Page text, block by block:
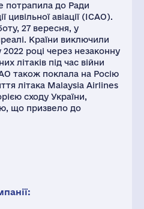
потрапила до Ради
цивільної авіації (ІСАО).
27 вересня, у
Країни виключили
році через незаконну
літаків під час війни
також поклала на Росію
літака Malaysia Airlines
сходу України,
що призвело до